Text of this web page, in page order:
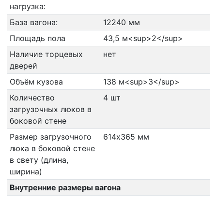
нагрузка:
База вагона:
12240 мм
Площадь пола
43,5 м<sup>2</sup>
Наличие торцевых
дверей
нет
Объём кузова
138 м<sup>3</sup>
Количество
загрузочных люков в
боковой стене
4 шт
Размер загрузочного
люка в боковой стене
в свету (длина,
ширина)
614х365 мм
Внутренние размеры вагона